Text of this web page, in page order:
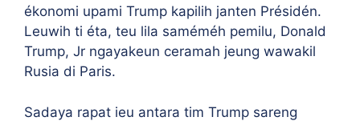
ékonomi upami Trump kapilih janten Présidén.
Leuwih ti éta, teu lila saméméh pemilu, Donald
Trump, Jr ngayakeun ceramah jeung wawakil
Rusia di Paris.
Sadaya rapat ieu antara tim Trump sareng